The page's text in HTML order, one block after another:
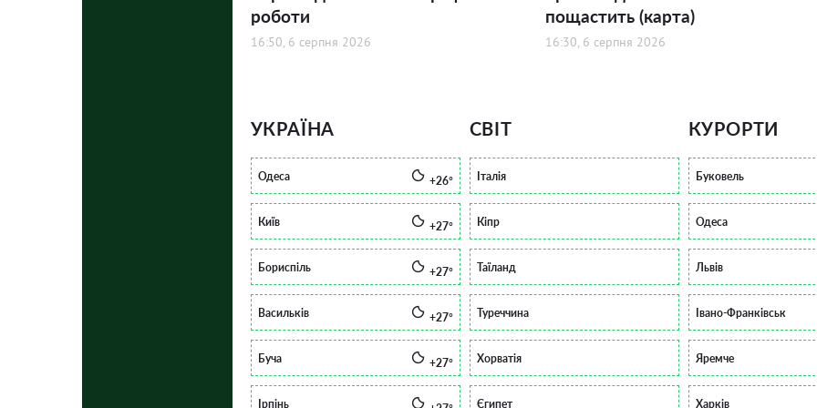
роботи
16:50, 6 серпня 2026
пощастить (карта)
16:30, 6 серпня 2026
УКРАЇНА
Одеса +26°
Київ +27°
Бориспіль +27°
Васильків +27°
Буча +27°
Ірпінь
СВІТ
Італія
Кіпр
Таїланд
Туреччина
Хорватія
Єгипет
КУРОРТИ
Буковель
Одеса
Львів
Івано-Франківськ
Яремче
Харків